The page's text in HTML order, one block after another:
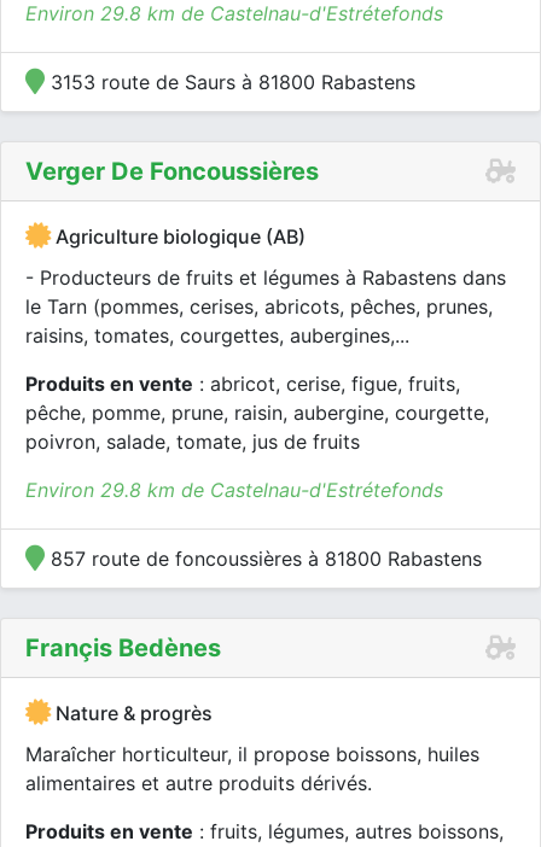
Environ 29.8 km de Castelnau-d'Estrétefonds
3153 route de Saurs à 81800 Rabastens
Verger De Foncoussières
Agriculture biologique (AB)
- Producteurs de fruits et légumes à Rabastens dans
le Tarn (pommes, cerises, abricots, pêches, prunes,
raisins, tomates, courgettes, aubergines,...
Produits en vente : abricot, cerise, figue, fruits,
pêche, pomme, prune, raisin, aubergine, courgette,
poivron, salade, tomate, jus de fruits
Environ 29.8 km de Castelnau-d'Estrétefonds
857 route de foncoussières à 81800 Rabastens
Françis Bedènes
Nature & progrès
Maraîcher horticulteur, il propose boissons, huiles
alimentaires et autre produits dérivés.
Produits en vente : fruits, légumes, autres boissons,